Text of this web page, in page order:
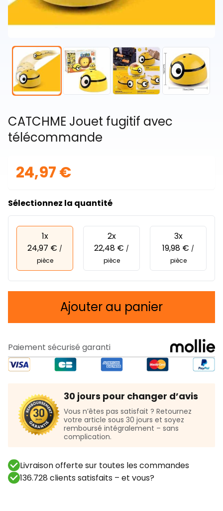
CATCHME Jouet fugitif avec
télécommande
24,97 €
Sélectionnez la quantité
1x
24,97 € /
pièce
2x
22,48 € /
pièce
3x
19,98 € /
pièce
Ajouter au panier
Paiement sécurisé garanti
30 jours pour changer d’avis
Vous n’êtes pas satisfait ? Retournez
votre article sous 30 jours et soyez
remboursé intégralement – sans
complication.
Livraison offerte sur toutes les commandes
136.728 clients satisfaits – et vous?